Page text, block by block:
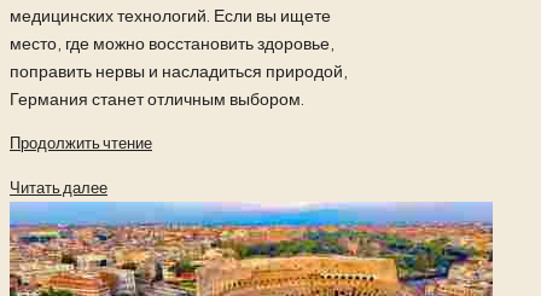
медицинских технологий. Если вы ищете
место, где можно восстановить здоровье,
поправить нервы и насладиться природой,
Германия станет отличным выбором.
Продолжить чтение
Читать далее